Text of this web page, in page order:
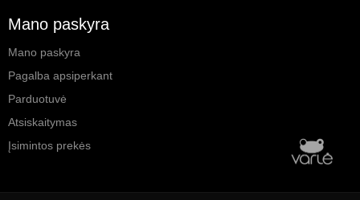
Mano paskyra
Mano paskyra
Pagalba apsiperkant
Parduotuvė
Atsiskaitymas
Įsimintos prekės